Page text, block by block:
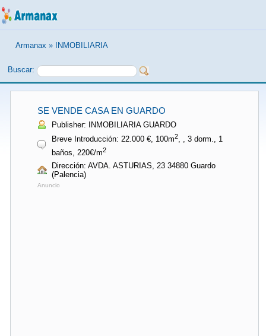
Armanax » INMOBILIARIA
Buscar:
SE VENDE CASA EN GUARDO
Publisher: INMOBILIARIA GUARDO
Breve Introducción: 22.000 €, 100m2, , 3 dorm., 1
baños, 220€/m2
Dirección: AVDA. ASTURIAS, 23 34880 Guardo
(Palencia)
Anuncio